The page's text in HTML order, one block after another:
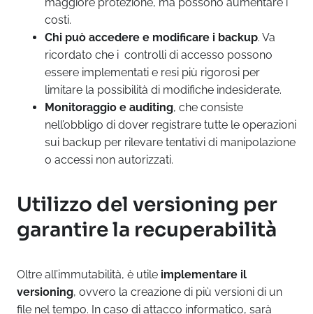
costi.
Chi può accedere e modificare i backup. Va
ricordato che i controlli di accesso possono
essere implementati e resi più rigorosi per
limitare la possibilità di modifiche indesiderate.
Monitoraggio e auditing, che consiste
nell’obbligo di dover registrare tutte le operazioni
sui backup per rilevare tentativi di manipolazione
o accessi non autorizzati.
Utilizzo del versioning per
garantire la recuperabilità
Oltre all’immutabilità, è utile implementare il
versioning, ovvero la creazione di più versioni di un
file nel tempo. In caso di attacco informatico, sarà